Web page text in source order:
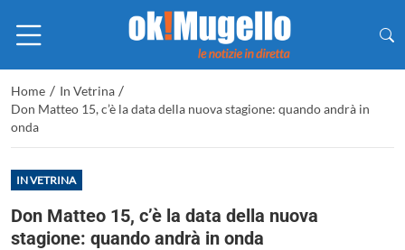
Home / In Vetrina /
Don Matteo 15, c’è la data della nuova stagione: quando andrà in
onda
IN VETRINA
Don Matteo 15, c’è la data della nuova
stagione: quando andrà in onda